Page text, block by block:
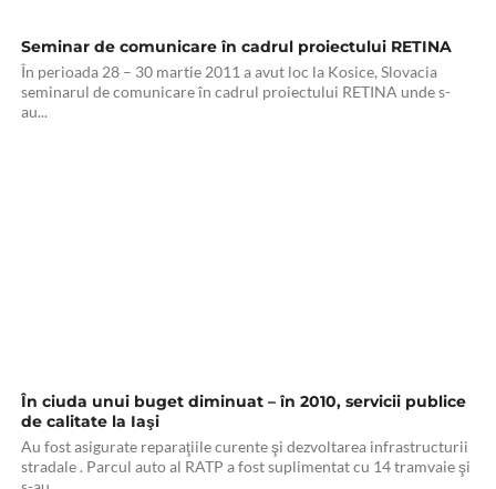
Seminar de comunicare în cadrul proiectului RETINA
În perioada 28 – 30 martie 2011 a avut loc la Kosice, Slovacia
seminarul de comunicare în cadrul proiectului RETINA unde s-
au...
În ciuda unui buget diminuat – în 2010, servicii publice
de calitate la Iaşi
Au fost asigurate reparaţiile curente şi dezvoltarea infrastructurii
stradale . Parcul auto al RATP a fost suplimentat cu 14 tramvaie şi